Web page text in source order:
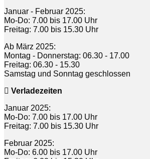
Januar - Februar 2025:
Mo-Do: 7.00 bis 17.00 Uhr
Freitag: 7.00 bis 15.30 Uhr
Ab März 2025:
Montag - Donnerstag: 06.30 - 17.00
Freitag: 06.30 - 15.30
Samstag und Sonntag geschlossen
Verladezeiten
Januar 2025:
Mo-Do: 7.00 bis 17.00 Uhr
Freitag: 7.00 bis 15.30 Uhr
Februar 2025:
Mo-Do: 6.00 bis 17.00 Uhr